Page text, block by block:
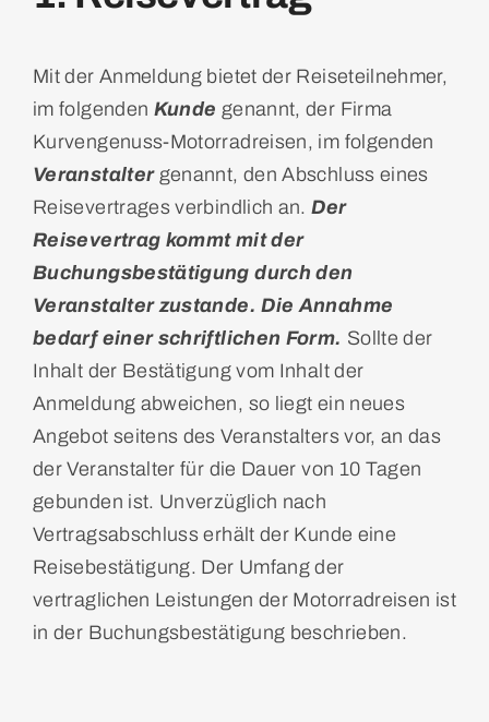
Mit der Anmeldung bietet der Reiseteilnehmer,
im folgenden Kunde genannt, der Firma
Kurvengenuss-Motorradreisen, im folgenden
Veranstaltergenannt, den Abschluss eines
Reisevertrages verbindlich an.Der
Reisevertrag kommt mit der
Buchungsbestätigung durch den
Veranstalter zustande. Die Annahme
bedarf einer schriftlichen Form. Sollte der
Inhalt der Bestätigung vom Inhalt der
Anmeldung abweichen, so liegt ein neues
Angebot seitens des Veranstalters vor, an das
der Veranstalter für die Dauer von 10 Tagen
gebunden ist. Unverzüglich nach
Vertragsabschluss erhält der Kunde eine
Reisebestätigung. Der Umfang der
vertraglichen Leistungen der Motorradreisen ist
in der Buchungsbestätigung beschrieben.